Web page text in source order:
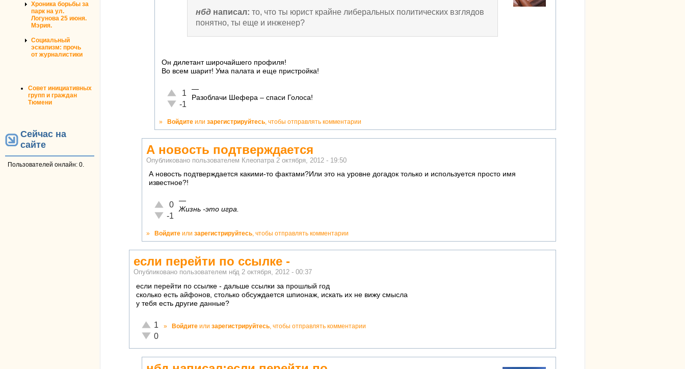
Хроника борьбы за
парк на ул.
Логунова 25 июня.
Мэрия.
Социальный
эскапизм: прочь
от журналистики
Совет инициативных
групп и граждан
Тюмени
Сейчас на
сайте
Пользователей онлайн: 0.
нбд написал:то, что ты юрист крайне либеральных политических взглядов
понятно, ты еще и инженер?
Он дилетант широчайшего профиля!
Во всем шарит! Ума палата и еще пристройка!
Отлично!
1
Неадекватно!
-1
—
Разоблачи Шефера – спаси Голоса!
» Войдите или зарегистрируйтесь , чтобы отправлять комментарии
А новость подтверждается
Опубликовано пользователем Клеопатра 2 октября, 2012 - 19:50
А новость подтверждается какими-то фактами?Или это на уровне догадок только и используется просто имя
известное?!
Отлично!
0
Неадекватно!
-1
—
Жизнь -это игра.
» Войдите или зарегистрируйтесь, чтобы отправлять комментарии
если перейти по ссылке -
Опубликовано пользователем нбд 2 октября, 2012 - 00:37
если перейти по ссылке - дальше ссылки за прошлый год
сколько есть айфонов, столько обсуждается шпионаж, искать их не вижу смысла
у тебя есть другие данные?
Отлично!
1
Неадекватно!
0
» Войдите или зарегистрируйтесь, чтобы отправлять комментарии